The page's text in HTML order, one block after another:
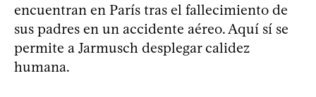
encuentran en París tras el fallecimiento de
sus padres en un accidente aéreo. Aquí sí se
permite a Jarmusch desplegar calidez
humana.